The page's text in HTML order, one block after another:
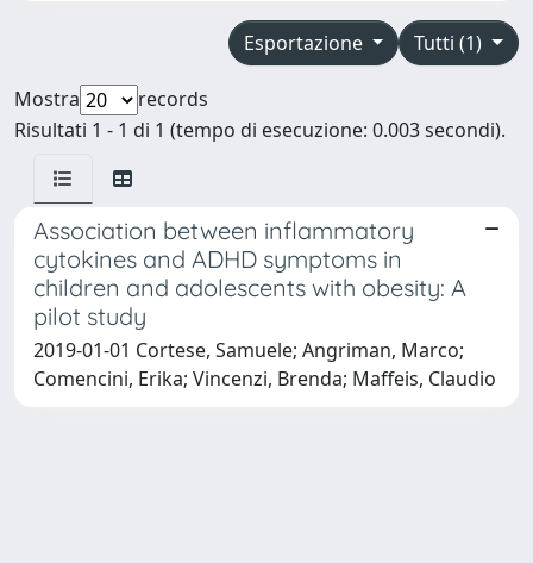
Tutti (1)
Esportazione
Mostra
records
Risultati 1 - 1 di 1 (tempo di esecuzione: 0.003 secondi).
Association between inflammatory
cytokines and ADHD symptoms in
children and adolescents with obesity: A
pilot study
2019-01-01 Cortese, Samuele; Angriman, Marco;
Comencini, Erika; Vincenzi, Brenda; Maffeis, Claudio